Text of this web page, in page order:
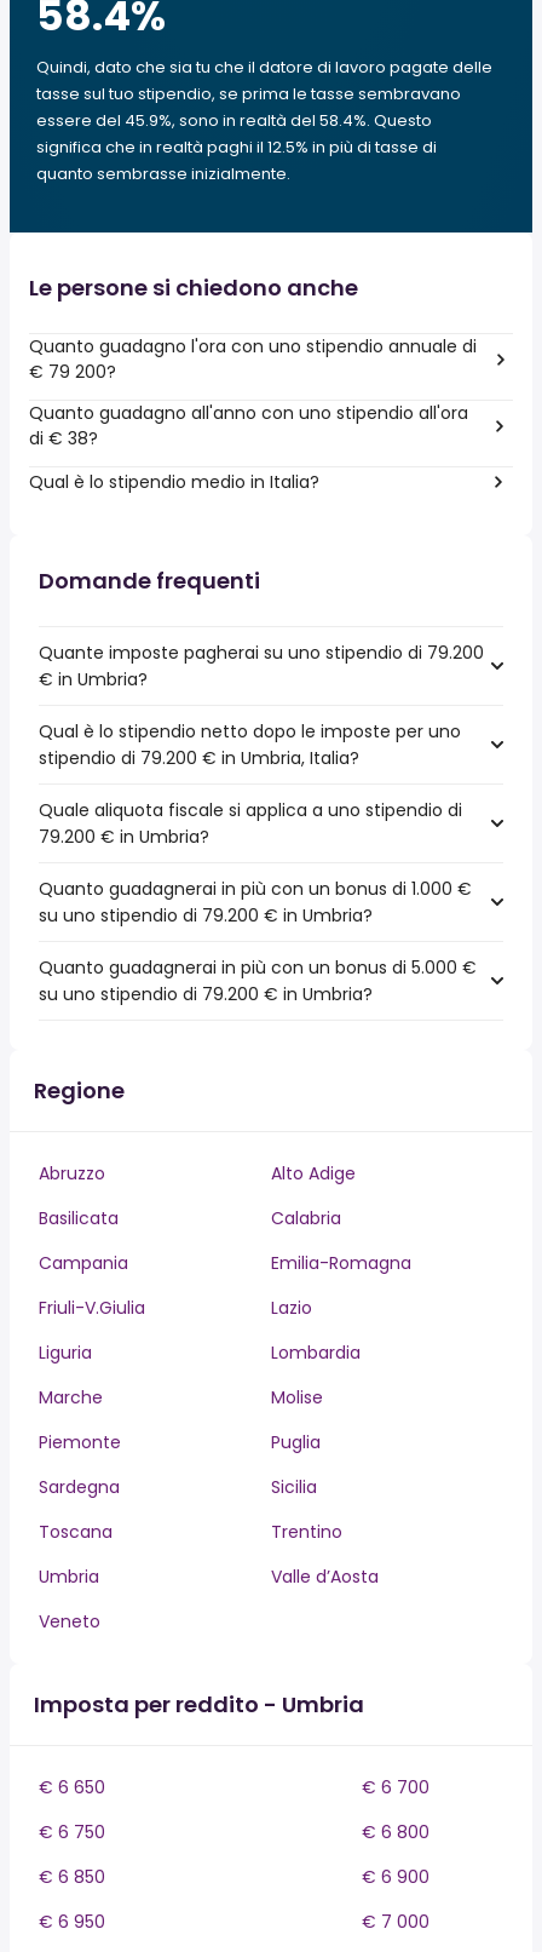
58.4%
Quindi, dato che sia tu che il datore di lavoro pagate delle
tasse sul tuo stipendio, se prima le tasse sembravano
essere del 45.9%, sono in realtà del 58.4%. Questo
significa che in realtà paghi il 12.5% in più di tasse di
quanto sembrasse inizialmente.
Le persone si chiedono anche
Quanto guadagno l'ora con uno stipendio annuale di
€ 79 200?
Quanto guadagno all'anno con uno stipendio all'ora
di € 38?
Qual è lo stipendio medio in Italia?
Domande frequenti
Quante imposte pagherai su uno stipendio di 79.200
€ in Umbria?
Qual è lo stipendio netto dopo le imposte per uno
stipendio di 79.200 € in Umbria, Italia?
Quale aliquota fiscale si applica a uno stipendio di
79.200 € in Umbria?
Quanto guadagnerai in più con un bonus di 1.000 €
su uno stipendio di 79.200 € in Umbria?
Quanto guadagnerai in più con un bonus di 5.000 €
su uno stipendio di 79.200 € in Umbria?
Regione
Abruzzo
Alto Adige
Basilicata
Calabria
Campania
Emilia-Romagna
Friuli-V.Giulia
Lazio
Liguria
Lombardia
Marche
Molise
Piemonte
Puglia
Sardegna
Sicilia
Toscana
Trentino
Umbria
Valle d’Aosta
Veneto
Imposta per reddito - Umbria
€ 6 650
€ 6 700
€ 6 750
€ 6 800
€ 6 850
€ 6 900
€ 6 950
€ 7 000